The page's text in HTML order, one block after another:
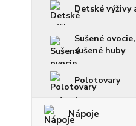
Detské výživy
Sušené
sušené huby
Polotovary
Nápoje